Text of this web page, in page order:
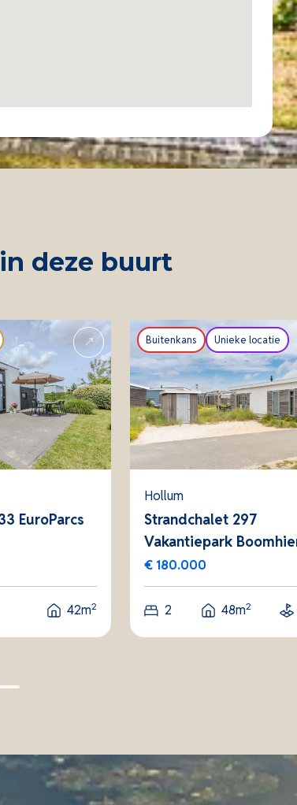
deze buurt
EuroParcs
42m2
Buitenkans Unieke locatie
Hollum
Strandchalet 297
Vakantiepark
€ 180.000
2 48m2